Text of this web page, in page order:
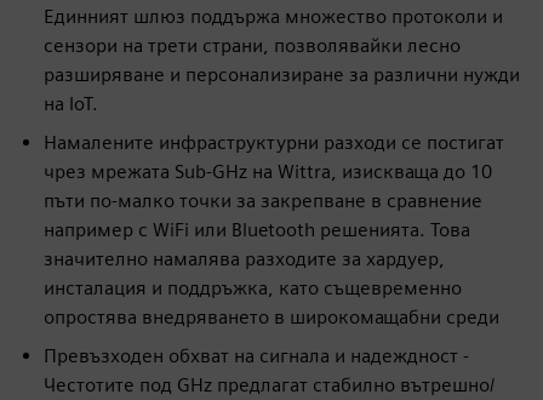
Единният шлюз поддържа множество протоколи и
сензори на трети страни, позволявайки лесно
разширяване и персонализиране за различни нужди
на IoT.
Намалените инфраструктурни разходи се постигат
чрез мрежата Sub-GHz на Wittra, изискваща до 10
пъти по-малко точки за закрепване в сравнение
например с WiFi или Bluetooth решенията. Това
значително намалява разходите за хардуер,
инсталация и поддръжка, като същевременно
опростява внедряването в широкомащабни среди
Превъзходен обхват на сигнала и надеждност -
Честотите под GHz предлагат стабилно вътрешно/